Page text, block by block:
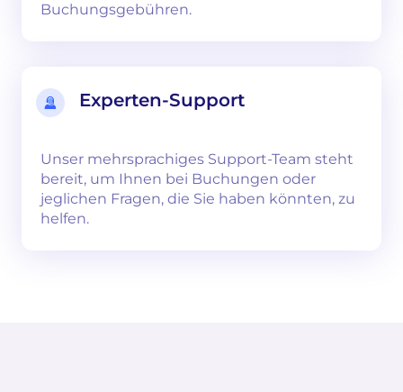
Buchungsgebühren.
Experten-Support
Unser mehrsprachiges Support-Team steht
bereit, um Ihnen bei Buchungen oder
jeglichen Fragen, die Sie haben könnten, zu
helfen.